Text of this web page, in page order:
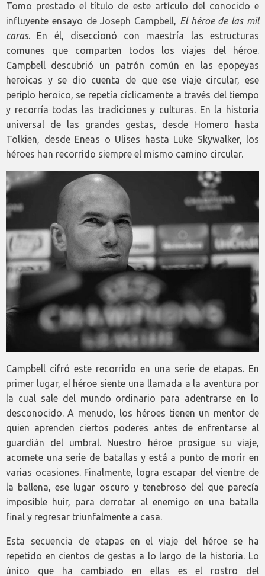
Tomo prestado el título de este artículo del conocido e
influyente ensayo deJoseph Campbell, El héroe de las mil
caras. En él, diseccionó con maestría las estructuras
comunes que comparten todos los viajes del héroe.
Campbell descubrió un patrón común en las epopeyas
heroicas y se dio cuenta de que ese viaje circular, ese
periplo heroico, se repetía cíclicamente a través del tiempo
y recorría todas las tradiciones y culturas. En la historia
universal de las grandes gestas, desde Homero hasta
Tolkien, desde Eneas o Ulises hasta Luke Skywalker, los
héroes han recorrido siempre el mismo camino circular.
Campbell cifró este recorrido en una serie de etapas. En
primer lugar, el héroe siente una llamada a la aventura por
la cual sale del mundo ordinario para adentrarse en lo
desconocido. A menudo, los héroes tienen un mentor de
quien aprenden ciertos poderes antes de enfrentarse al
guardián del umbral. Nuestro héroe prosigue su viaje,
acomete una serie de batallas y está a punto de morir en
varias ocasiones. Finalmente, logra escapar del vientre de
la ballena, ese lugar oscuro y tenebroso del que parecía
imposible huir, para derrotar al enemigo en una batalla
final y regresar triunfalmente a casa.
Esta secuencia de etapas en el viaje del héroe se ha
repetido en cientos de gestas a lo largo de la historia. Lo
único que ha cambiado en ellas es el rostro del